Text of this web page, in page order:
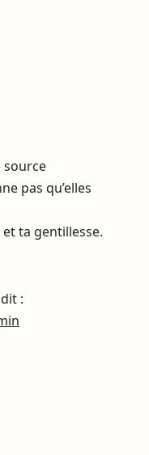
source
pas qu’elles
ta gentillesse.
dit :